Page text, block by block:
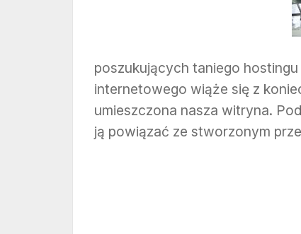
poszukujących taniego
internetowego wiąże się z
umieszczona nasza witryna.
ją powiązać ze stworzonym